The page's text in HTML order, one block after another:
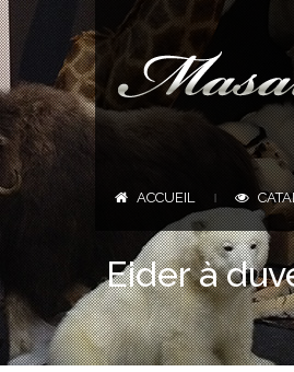
ACCUEIL
Eider à